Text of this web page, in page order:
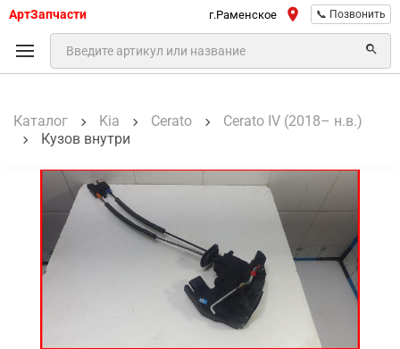
АртЗапчасти г.Раменское 📞 Позвонить
Каталог Kia Cerato
Cerato IV (2018– н.в.)
Кузов внутри